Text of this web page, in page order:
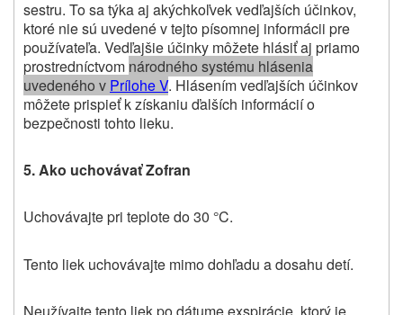
sestru. To sa týka aj akýchkoľvek vedľajších účinkov,
ktoré nie sú uvedené v tejto písomnej informácii pre
používateľa. Vedľajšie účinky môžete hlásiť aj priamo
prostredníctvom národného systému hlásenia
uvedeného v Prílohe V. Hlásením vedľajších účinkov
môžete prispieť k získaniu ďalších informácií o
bezpečnosti tohto lieku.
5. Ako uchovávať Zofran
Uchovávajte pri teplote do 30 °C.
Tento liek uchovávajte mimo dohľadu a dosahu detí.
Neužívajte tento liek po dátume exspirácie, ktorý je